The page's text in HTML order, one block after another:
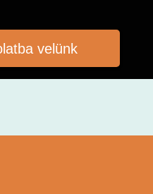
velünk